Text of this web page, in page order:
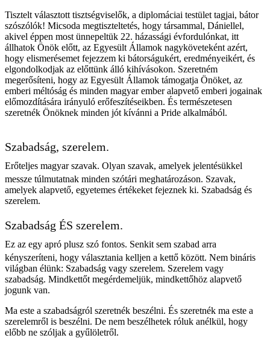
Tisztelt választott tisztségviselők, a diplomáciai testület tagjai, bátor
szószólók! Micsoda megtiszteltetés, hogy társammal, Dániellel,
akivel éppen most ünnepeltük 22. házassági évfordulónkat, itt
állhatok Önök előtt, az Egyesült Államok nagyköveteként azért,
hogy elismerésemet fejezzem ki bátorságukért, eredményeikért, és
elgondolkodjak az előttünk álló kihívásokon. Szeretném
megerősíteni, hogy az Egyesült Államok támogatja Önöket, az
emberi méltóság és minden magyar ember alapvető emberi jogainak
előmozdítására irányuló erőfeszítéseikben. És természetesen
szeretnék Önöknek minden jót kívánni a Pride alkalmából.
Szabadság, szerelem.
Erőteljes magyar szavak. Olyan szavak, amelyek jelentésükkel
messze túlmutatnak minden szótári meghatározáson. Szavak,
amelyek alapvető, egyetemes értékeket fejeznek ki. Szabadság és
szerelem.
Szabadság ÉS szerelem.
Ez az egy apró plusz szó fontos. Senkit sem szabad arra
kényszeríteni, hogy választania kelljen a kettő között. Nem bináris
világban élünk: Szabadság vagy szerelem. Szerelem vagy
szabadság. Mindkettőt megérdemeljük, mindkettőhöz alapvető
jogunk van.
Ma este a szabadságról szeretnék beszélni. És szeretnék ma este a
szerelemről is beszélni. De nem beszélhetek róluk anélkül, hogy
előbb ne szóljak a gyűlöletről.